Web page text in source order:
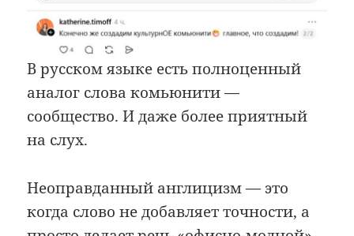
В русском языке есть полноценный
аналог слова комьюнити —
сообщество. И даже более приятный
на слух.
Неоправданный англицизм — это
когда слово не добавляет точности, а